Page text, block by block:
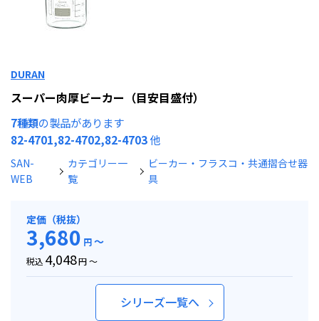
DURAN
スーパー肉厚ビーカー（目安目盛付）
7種類の製品があります
82-4701,82-4702,82-4703他
SAN-
WEB
カテゴリー一
覧
ビーカー・フラスコ・共通摺合せ器
具
定価（税抜）
3,680 円～
税込 4,048円 ～
シリーズ一覧へ